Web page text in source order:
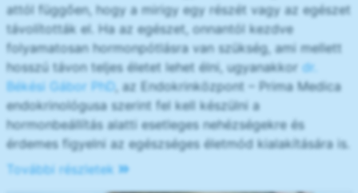
attól függően, hogy a mirigy egy részét vagy az egészet
távolították el. Ha az egészet, onnantól kezdve
folyamatosan hormonpótlásra van szükség, ami mellett
hosszú távon teljes életet lehet élni, ugyanakkor dr.
Békési Gábor PhD
, az Endokrinközpont – Prima Medica
endokrinológusa szerint fel kell készülni a
hormonbeállítás alatti esetleges nehézségekre és
érdemes figyelni az egészséges életmód kialakítására is.
További részletek